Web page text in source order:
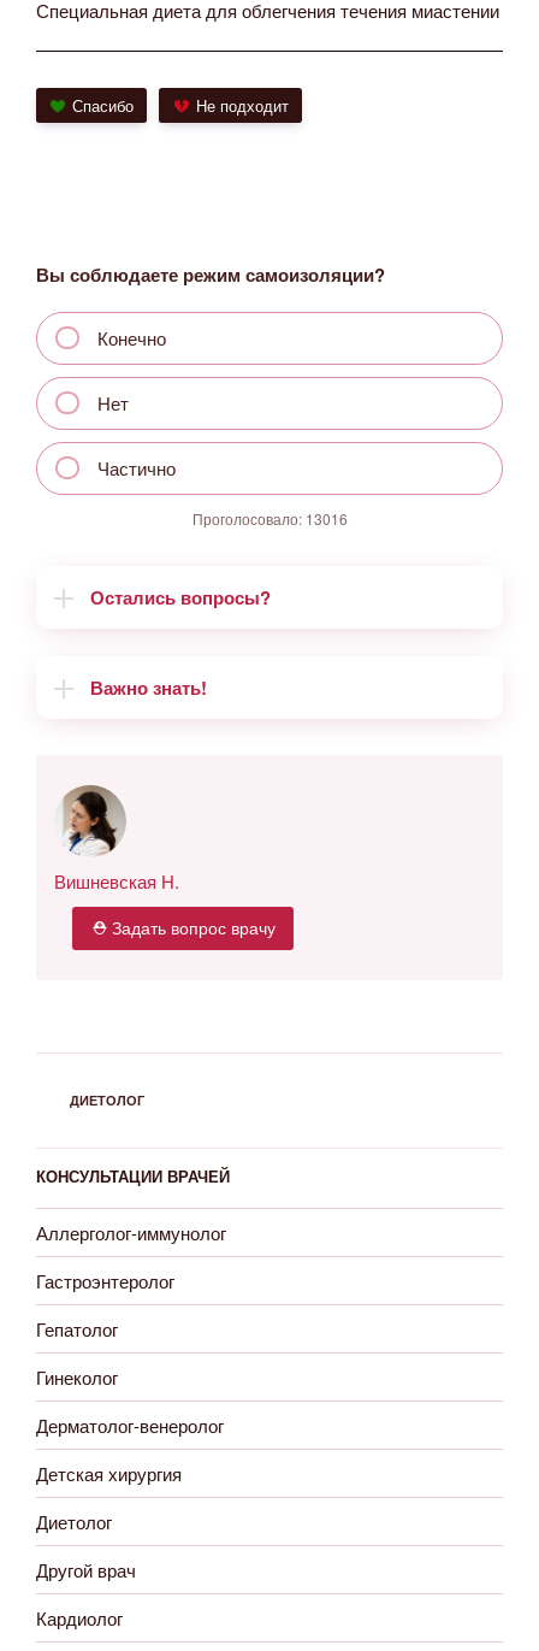
Специальная диета для облегчения течения миастении
Спасибо Не подходит
Вы соблюдаете режим самоизоляции?
Конечно
Нет
Частично
Проголосовало: 13016
Остались вопросы?
Важно знать!
Вишневская Н.
⛑ Задать вопрос врачу
РУБРИКИ
ДИЕТОЛОГ
КОНСУЛЬТАЦИИ ВРАЧЕЙ
Аллерголог-иммунолог
Гастроэнтеролог
Гепатолог
Гинеколог
Дерматолог-венеролог
Детская хирургия
Диетолог
Другой врач
Кардиолог